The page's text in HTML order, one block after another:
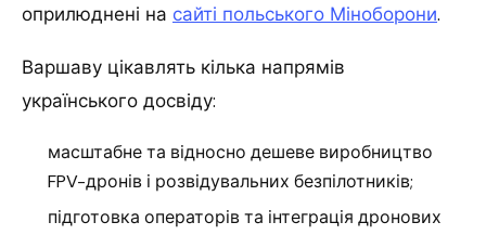
оприлюднені на сайті польського Міноборони.
Варшаву цікавлять кілька напрямів
українського досвіду:
масштабне та відносно дешеве виробництво
FPV-дронів і розвідувальних безпілотників;
підготовка операторів та інтеграція дронових